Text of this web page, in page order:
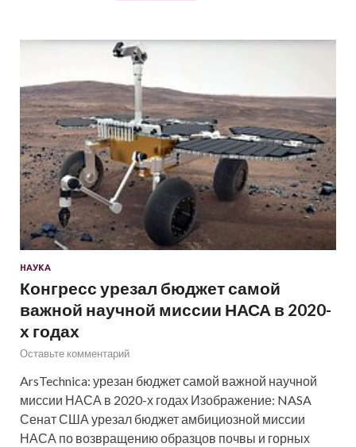
НАУКА
Конгресс урезал бюджет самой
важной научной миссии НАСА в 2020-
х годах
Оставьте комментарий
ArsTechnica: урезан бюджет самой важной научной
миссии НАСА в 2020-х годах Изображение: NASA
Сенат США урезал бюджет амбициозной миссии
НАСА по возвращению образцов почвы и горных